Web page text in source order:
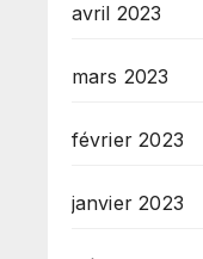
avril 2023
mars 2023
février 2023
janvier 2023